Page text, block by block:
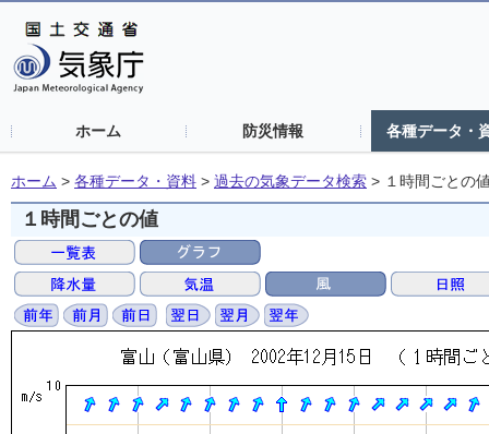
ホーム 防災情報 各種データ・
ホーム > 各種データ・資料 > 過去の気象データ検索 > １時間ごとの
１時間ごとの値